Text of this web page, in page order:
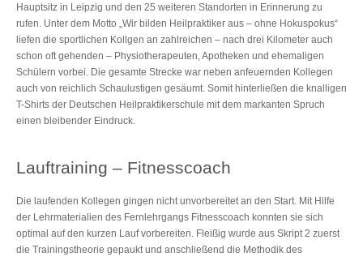
Hauptsitz in Leipzig und den 25 weiteren Standorten in Erinnerung zu
rufen. Unter dem Motto „Wir bilden Heilpraktiker aus – ohne Hokuspokus“
liefen die sportlichen Kollgen an zahlreichen – nach drei Kilometer auch
schon oft gehenden – Physiotherapeuten, Apotheken und ehemaligen
Schülern vorbei. Die gesamte Strecke war neben anfeuernden Kollegen
auch von reichlich Schaulustigen gesäumt. Somit hinterließen die knalligen
T-Shirts der Deutschen Heilpraktikerschule mit dem markanten Spruch
einen bleibender Eindruck.
Lauftraining – Fitnesscoach
Die laufenden Kollegen gingen nicht unvorbereitet an den Start. Mit Hilfe
der Lehrmaterialien des Fernlehrgangs Fitnesscoach konnten sie sich
optimal auf den kurzen Lauf vorbereiten. Fleißig wurde aus Skript 2 zuerst
die Trainingstheorie gepaukt und anschließend die Methodik des